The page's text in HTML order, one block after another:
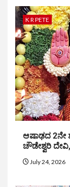
K R PETE
ಆಷಾಢದ 2ನೇ
ಚೌಡೇಶ್ವರಿ
July 24, 2026